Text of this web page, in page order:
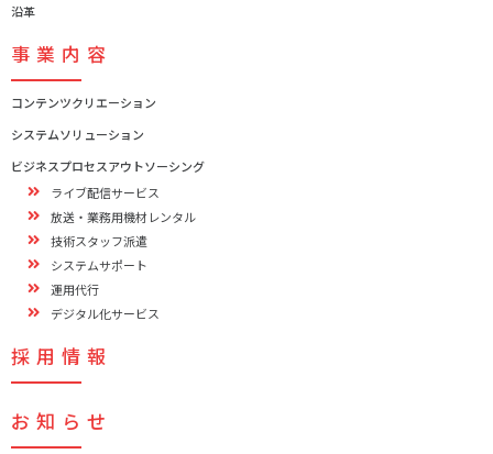
沿革
事業内容
コンテンツクリエーション
システムソリューション
ビジネスプロセスアウトソーシング
ライブ配信サービス
放送・業務用機材レンタル
技術スタッフ派遣
システムサポート
運用代行
デジタル化サービス
採用情報
お知らせ